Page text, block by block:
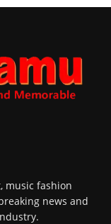
music fashion
news and